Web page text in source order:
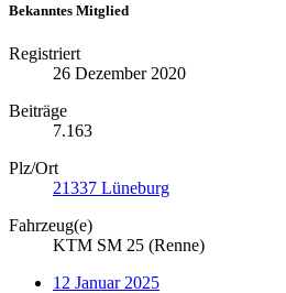
Bekanntes Mitglied
Registriert
26 Dezember 2020
Beiträge
7.163
Plz/Ort
21337 Lüneburg
Fahrzeug(e)
KTM SM 25 (Renne)
12 Januar 2025